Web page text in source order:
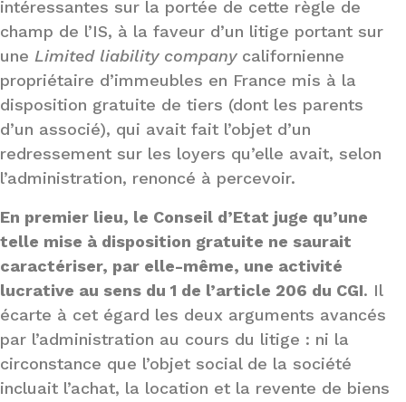
intéressantes sur la portée de cette règle de
champ de l’IS, à la faveur d’un litige portant sur
une Limited liability companycalifornienne
propriétaire d’immeubles en France mis à la
disposition gratuite de tiers (dont les parents
d’un associé), qui avait fait l’objet d’un
redressement sur les loyers qu’elle avait, selon
l’administration, renoncé à percevoir.
En premier lieu, le Conseil d’Etat juge qu’une
telle mise à disposition gratuite ne saurait
caractériser, par elle-même, une activité
lucrative au sens du 1 de l’article 206 du CGI. Il
écarte à cet égard les deux arguments avancés
par l’administration au cours du litige : ni la
circonstance que l’objet social de la société
incluait l’achat, la location et la revente de biens